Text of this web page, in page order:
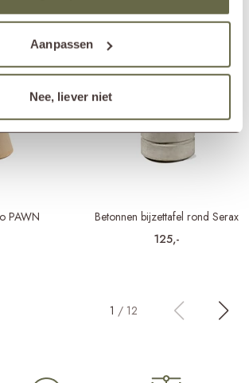
Aanpassen
Nee, liever niet
PAWN
Betonnen bijzettafel rond Serax
125,-
1 / 12